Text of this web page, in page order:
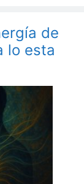
de
lo esta